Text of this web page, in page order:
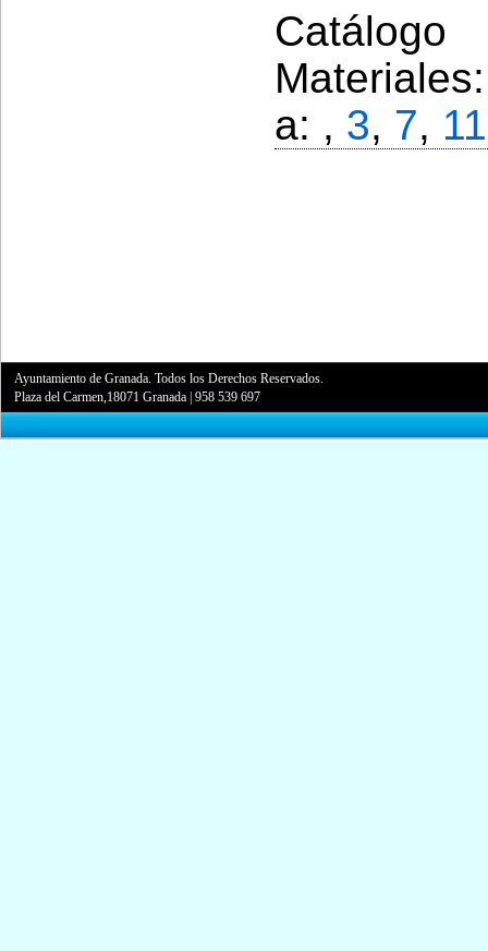
a: , 3, 7, 11
Ayuntamiento de Granada. Todos los Derechos Reservados.
Plaza del Carmen,18071 Granada |958 539 697